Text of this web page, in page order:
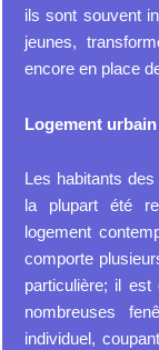
ils sont souvent
jeunes,
encore en place
Logement
Les habitants
la plupart été
logement
comporte
particulière; il est
nombreuses
individuel,